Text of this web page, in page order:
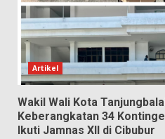
Artikel
Wakil Wali Kota
Keberangkatan 34
Ikuti Jamnas XII di Cibubur